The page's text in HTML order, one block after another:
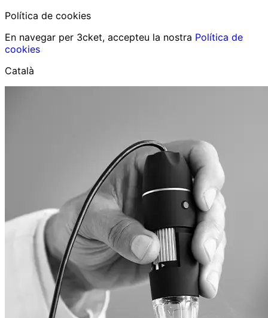
Política de cookies
En navegar per 3cket, accepteu la nostra Política de
cookies
Català